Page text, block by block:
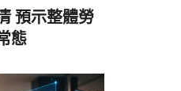
預示整體勞
態